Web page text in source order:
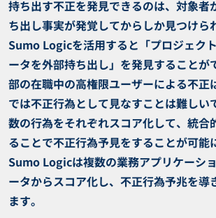
持ち出す不正を発見できるのは、対象者
ち出し事実が発覚してからしか見つけら
Sumo Logicを活用すると「プロジェク
ータを外部持ち出し」を発見することが
部の在職中の高権限ユーザーによる不正
では不正行為として見なすことは難しい
数の行為をそれぞれスコア化して、統合
ることで不正行為予見をすることが可能
Sumo Logicは複数の業務アプリケーシ
ータからスコア化し、不正行為予兆を導
ます。